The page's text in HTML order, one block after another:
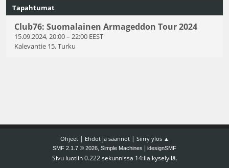
Tapahtumat
Club76: Suomalainen Armageddon Tour 2024
15.09.2024, 20:00– 22:00 EEST
Kalevantie 15, Turku
Ohjeet| Ehdot ja säännöt| Siirry ylös ▲
SMF 2.1.7 © 2026, Simple Machines idesignSMF
Sivu luotiin 0.222 sekunnissa 14:lla kyselyllä.